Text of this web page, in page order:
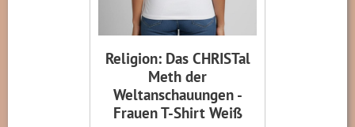
Religion: Das CHRISTal
Meth der
Weltanschauungen -
Frauen T-Shirt Weiß